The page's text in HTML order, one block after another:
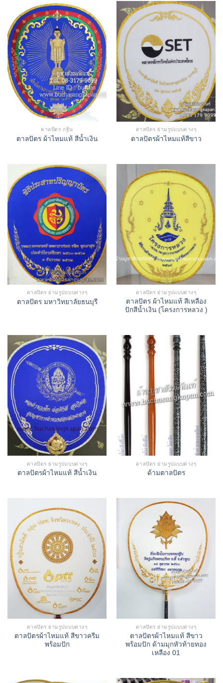
ตาลปัตร กฐิน
ตาลปัตร ผ้าไหมแท้ สีน้ำเงิน
ตาลปัตร ย่ามรูปแบบต่างๆ
ตาลปัตรผ้าไหมแท้สีขาว
ตาลปัตร ย่ามรูปแบบต่างๆ
ตาลปัตร มหาวิทยาลัยธนบุรี
ตาลปัตร ย่ามรูปแบบต่างๆ
ตาลปัตร ผ้าไหมแท้ สีเหลือง
ปักสีน้ำเงิน (โครงการหลวง )
ตาลปัตร ย่ามรูปแบบต่างๆ
ตาลปัตรผ้าไหมแท้ สีน้ำเงิน
ตาลปัตร ย่ามรูปแบบต่างๆ
ด้ามตาลปัตร
ตาลปัตร ย่ามรูปแบบต่างๆ
ตาลปัตรผ้าไหมแท้ สีขาวครีม
พร้อมปัก
ตาลปัตร ย่ามรูปแบบต่างๆ
ตาลปัตรผ้าไหมแท้ สีขาว
พร้อมปัก ด้ามมุกหัวท้ายทอง
เหลือง 01